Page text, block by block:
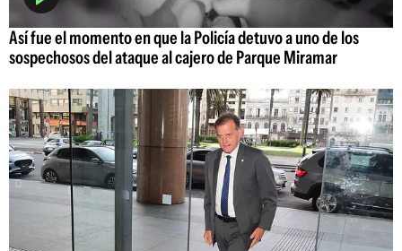
Así fue el momento en que la Policía detuvo a uno de los
sospechosos del ataque al cajero de Parque Miramar